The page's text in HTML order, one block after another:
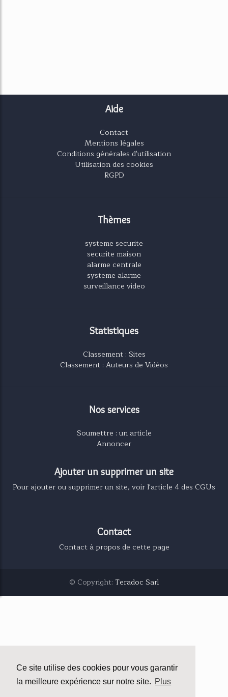
Ce site utilise des cookies pour vous garantir
la meilleure expérience sur notre site. Plus
Aide
Contact
Mentions légales
Conditions générales d'utilisation
Utilisation des cookies
RGPD
Thèmes
systeme securite
securite maison
alarme centrale
systeme alarme
surveillance video
Statistiques
Classement : Sites
Classement : Auteurs de Vidéos
Nos services
Soumettre : un article
Annoncer
Ajouter un supprimer un site
Pour ajouter ou supprimer un site, voir l'article 4 des CGUs
Contact
Contact à propos de cette page
© Copyright: Teradoc Sarl